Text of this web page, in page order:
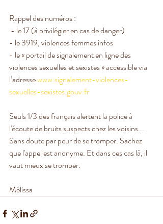
Rappel des numéros :
- le 17 (à privilégier en cas de danger)
- le 3919, violences femmes infos
- le « portail de signalement en ligne des
violences sexuelles et sexistes » accessible via
l’adresse www.signalement-violences-
sexuelles-sexistes.gouv.fr
Seuls 1/3 des français alertent la police à
l'écoute de bruits suspects chez les voisins...
Sans doute par peur de se tromper. Sachez
que l'appel est anonyme. Et dans ces cas là, il
vaut mieux se tromper.
Mélissa